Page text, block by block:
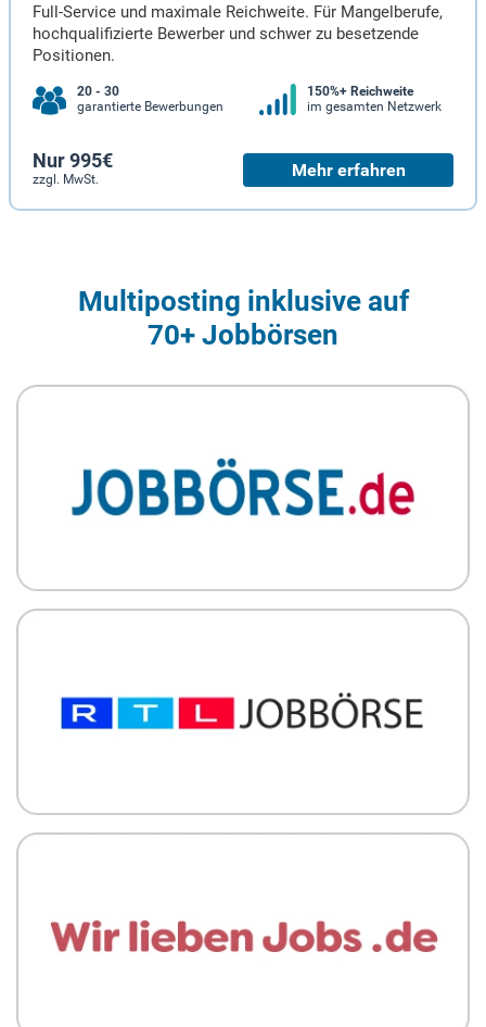
Full-Service und maximale Reichweite. Für Mangelberufe,
hochqualifizierte Bewerber und schwer zu besetzende
Positionen.
20 - 30
garantierte Bewerbungen
150%+ Reichweite
im gesamten Netzwerk
Nur 995€
zzgl. MwSt. Mehr erfahren
Multiposting inklusive auf
70+ Jobbörsen